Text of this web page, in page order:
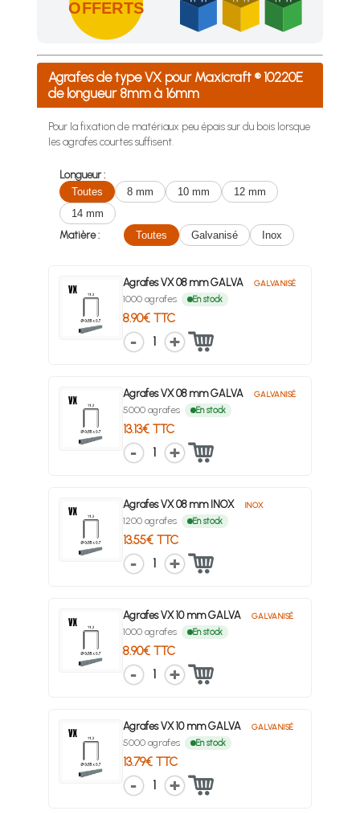
OFFERTS
Achetez 4 sachets ou boîtes d'agrafes ou de pointes et
Agrafes de type VX pour Maxicraft ® 10220E
de longueur 8mm à 16mm
Pour la fixation de matériaux peu épais sur du bois lorsque
les agrafes courtes suffisent.
Longueur :
Toutes
8 mm 10 mm
12 mm
14 mm
Matière :
Toutes Galvanisé Inox
Agrafes VX 08 mm GALVA GALVANISÉ
1000 agrafes En stock
8.90€ TTC
1
Agrafes VX 08 mm GALVA GALVANISÉ
5000 agrafes En stock
13.13€ TTC
1
Agrafes VX 08 mm INOX INOX
1200 agrafes En stock
13.55€ TTC
1
Agrafes VX 10 mm GALVA GALVANISÉ
1000 agrafes En stock
8.90€ TTC
1
Agrafes VX 10 mm GALVA GALVANISÉ
5000 agrafes En stock
13.79€ TTC
1